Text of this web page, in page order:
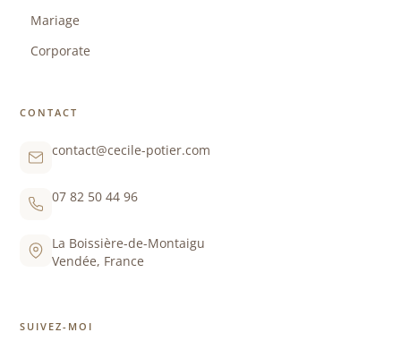
Mariage
Corporate
CONTACT
contact@cecile-potier.com
07 82 50 44 96
La Boissière-de-Montaigu
Vendée, France
SUIVEZ-MOI